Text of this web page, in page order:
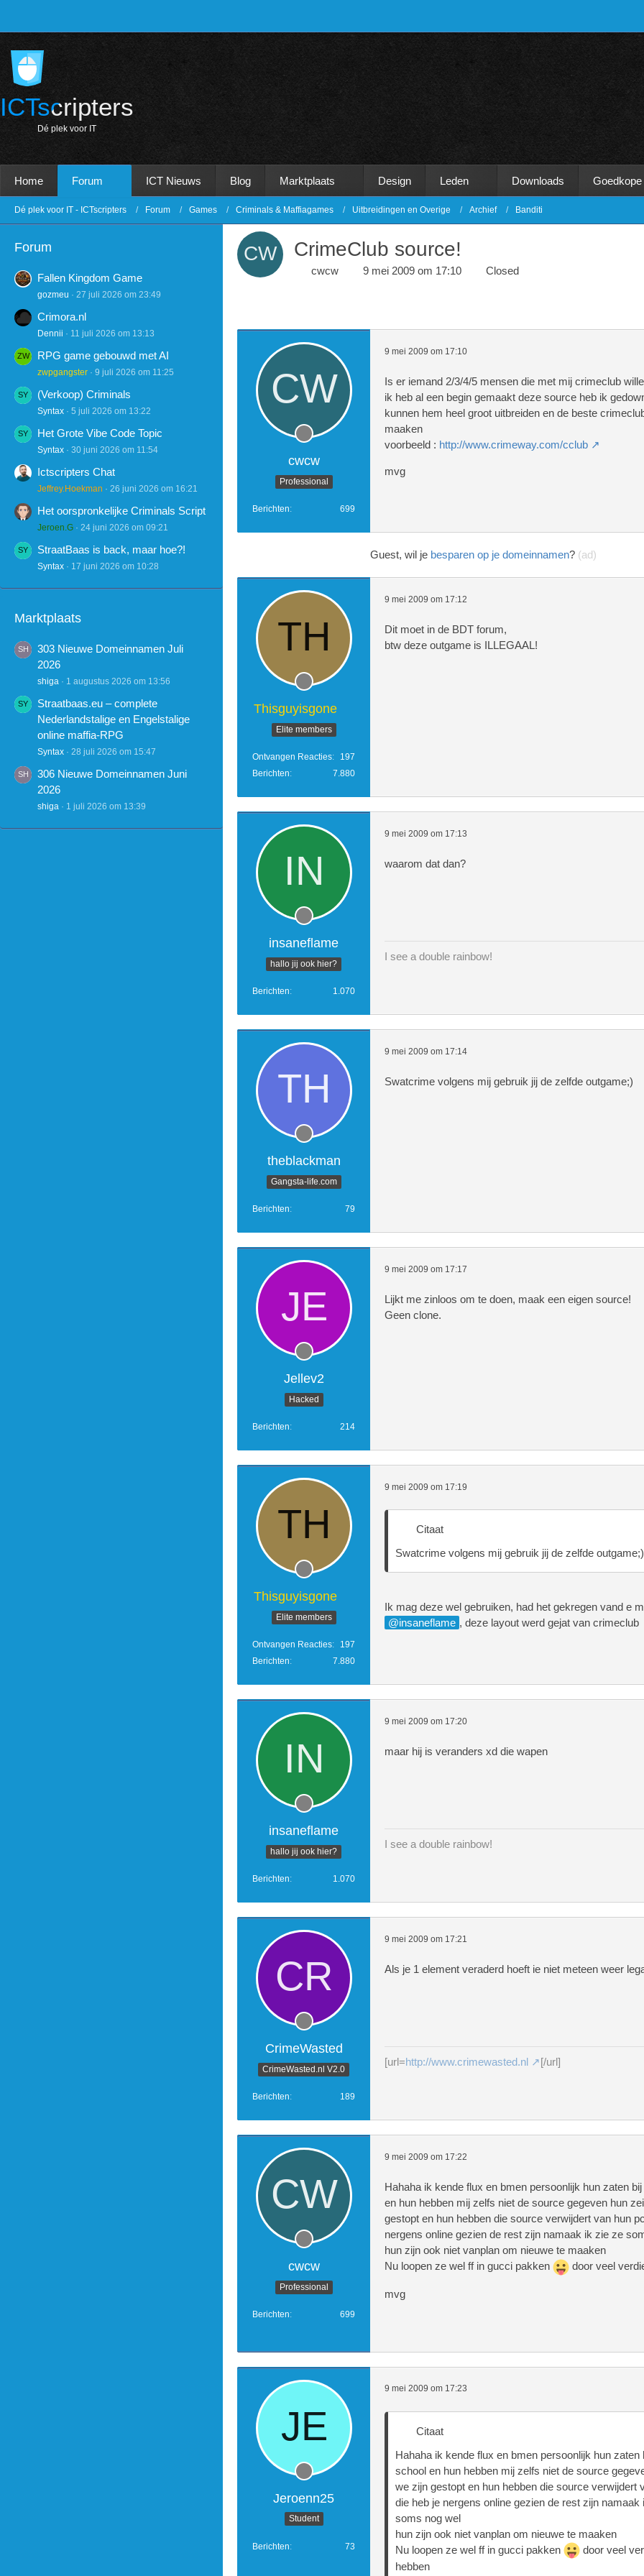
ICTscripters
Dé p e k voor T
Home Forum ICT Nieuws Blog Marktplaats Design Leden Downloads
Dé plek voor IT - ICTscripters Forum Games Criminals & Maffiagames Uitbreidingen en Overige Archief Banditi
Forum
Fallen Kingdom Game
gozmeu 27 juli 2026 om 23:49
Crimora.nl
Dennii 11 juli 2026 om 13:13
RPG game gebouwd met AI
zwpgangster 9 juli 2026 om 11:25
(Verkoop) Criminals
Syntax 5 juli 2026 om 13:22
Het Grote Vibe Code Topic
Syntax 30 juni 2026 om 11:54
Ictscripters Chat
Jeffrey.Hoekman 26 juni 2026 om 16:21
Het oorspronkelijke Criminals Script
Jeroen.G 24 juni 2026 om 09:21
StraatBaas is back, maar hoe?!
Syntax 17 juni 2026 om 10:28
Marktplaats
303 Nieuwe Domeinnamen Juli
2026
shiga 1 augustus 2026 om 13:56
Straatbaas.eu – complete
Nederlandstalige en Engelstalige
online maffia-RPG
Syntax 28 juli 2026 om 15:47
306 Nieuwe Domeinnamen Juni
2026
shiga 1 juli 2026 om 13:39
CrimeClub source!
cwcw 9 mei 2009 om 17:10 Closed
cwcw
Professional
Berichten 699
9 mei 2009 om 17:10
Is er iemand 2/3/4/5 mensen die met mij crimeclub
ik heb al een begin gemaakt deze source heb ik
kunnen hem heel groot uitbreiden en de beste
maaken
voorbeeld : http://www.crimeway.com/cclub
mvg
Guest, wil je besparen op je domeinnamen? (ad)
Thisguyisgone
Elite members
Ontvangen Reacties
197
Berichten
7.880
9 mei 2009 om 17:12
Dit moet in de BDT forum,
btw deze outgame is ILLEGAAL!
insaneflame
hallo jij ook hier?
Berichten 1.070
9 mei 2009 om 17:13
waarom dat dan?
I see a double rainbow!
theblackman
Gangsta-life.com
Berichten 79
9 mei 2009 om 17:14
Swatcrime volgens mij gebruik jij de zelfde outgame;)
Jellev2
Hacked
Berichten 214
9 mei 2009 om 17:17
Lijkt me zinloos om te doen, maak een eigen source!
Geen clone.
Thisguyisgone
Elite members
Ontvangen Reacties
197
Berichten
7.880
9 mei 2009 om 17:19
Citaat
Swatcrime volgens mij gebruik jij de zelfde outgame;)
Ik mag deze wel gebruiken, had het gekregen vand e
insaneflame , deze layout werd gejat van crimeclub
insaneflame
hallo jij ook hier?
Berichten 1.070
9 mei 2009 om 17:20
maar hij is veranders xd die wapen
I see a double rainbow!
CrimeWasted
CrimeWasted.nl V2.0
Berichten 189
9 mei 2009 om 17:21
Als je 1 element veraderd hoeft ie niet meteen weer
[url=http://www.crimewasted.nl [/url]
cwcw
Professional
Berichten 699
9 mei 2009 om 17:22
Hahaha ik kende flux en bmen persoonlijk hun zaten
en hun hebben mij zelfs niet de source gegeven hun
gestopt en hun hebben die source verwijdert van hun
nergens online gezien de rest zijn namaak ik zie ze
hun zijn ook niet vanplan om nieuwe te maaken
Nu loopen ze wel ff in gucci pakken
door veel
mvg
Jeroenn25
Student
Berichten 73
9 mei 2009 om 17:23
Citaat
Hahaha ik kende flux en bmen persoonlijk hun zaten
school en hun hebben mij zelfs niet de source
we zijn gestopt en hun hebben die source verwijdert
die heb je nergens online gezien de rest zijn namaak
soms nog wel
hun zijn ook niet vanplan om nieuwe te maaken
Nu loopen ze wel ff in gucci pakken
door veel
hebben